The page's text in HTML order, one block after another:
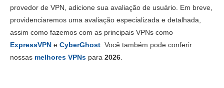
Instalação e apps 7.5
7.2
Confiabilidade e Suporte 7.0
provedor de VPN, adicione sua avaliação de usuário. Em breve,
providenciaremos uma avaliação especializada e detalhada,
assim como fazemos com as principais VPNs como
ExpressVPN e CyberGhost. Você também pode conferir
nossas melhores VPNs para 2026.